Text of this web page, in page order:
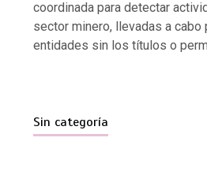
coordinada para detectar
sector minero, llevadas a cabo
entidades sin los títulos o
Sin categoría